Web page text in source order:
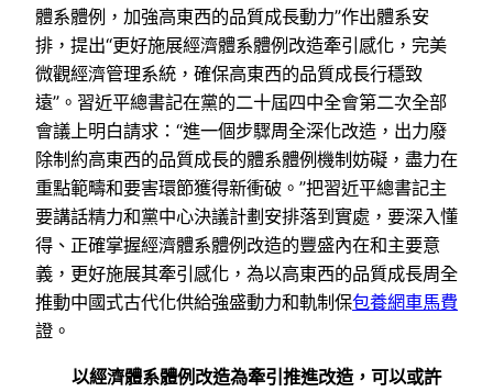
體系體例，加強高東西的品質成長動力”作出體系安
排，提出“更好施展經濟體系體例改造牽引感化，完美
微觀經濟管理系統，確保高東西的品質成長行穩致
遠”。習近平總書記在黨的二十屆四中全會第二次全部
會議上明白請求：“進一個步驟周全深化改造，出力廢
除制約高東西的品質成長的體系體例機制妨礙，盡力在
重點範疇和要害環節獲得新衝破。”把習近平總書記主
要講話精力和黨中心決議計劃安排落到實處，要深入懂
得、正確掌握經濟體系體例改造的豐盛內在和主要意
義，更好施展其牽引感化，為以高東西的品質成長周全
推動中國式古代化供給強盛動力和軌制保包養網車馬費
證。
以經濟體系體例改造為牽引推進改造，可以或許